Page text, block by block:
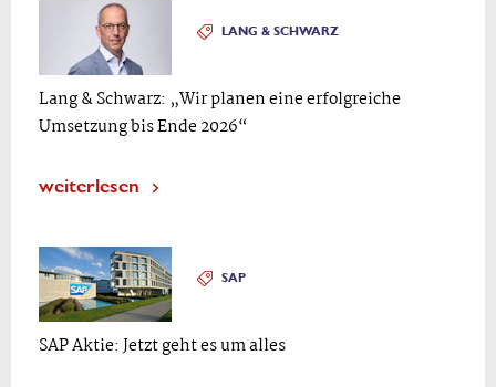
LANG & SCHWARZ
Lang & Schwarz: „Wir planen eine erfolgreiche
Umsetzung bis Ende 2026“
weiterlesen
SAP
SAP Aktie: Jetzt geht es um alles